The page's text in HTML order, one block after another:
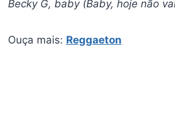
Becky G, baby (Baby, hoje não
Ouça mais: Reggaeton